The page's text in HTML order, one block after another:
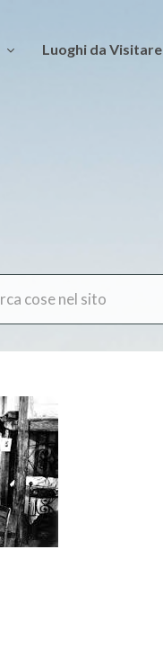
Luoghi da Visitare